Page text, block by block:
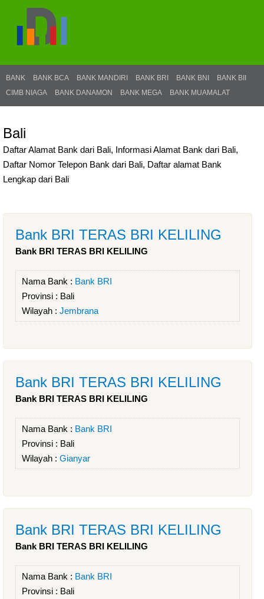
BANK BANK BCA BANK MANDIRI BANK BRI BANK BNI
BANK BII
CIMB NIAGA
BANK DANAMON BANK MEGA BANK MUAMALAT
Bali
Daftar Alamat Bank dari Bali, Informasi Alamat Bank dari Bali,
Daftar Nomor Telepon Bank dari Bali, Daftar alamat Bank
Lengkap dari Bali
Bank BRI TERAS BRI KELILING
Bank BRI TERAS BRI KELILING
Nama Bank : Bank BRI
Provinsi : Bali
Wilayah : Jembrana
Bank BRI TERAS BRI KELILING
Bank BRI TERAS BRI KELILING
Nama Bank : Bank BRI
Provinsi : Bali
Wilayah : Gianyar
Bank BRI TERAS BRI KELILING
Bank BRI TERAS BRI KELILING
Nama Bank : Bank BRI
Provinsi : Bali